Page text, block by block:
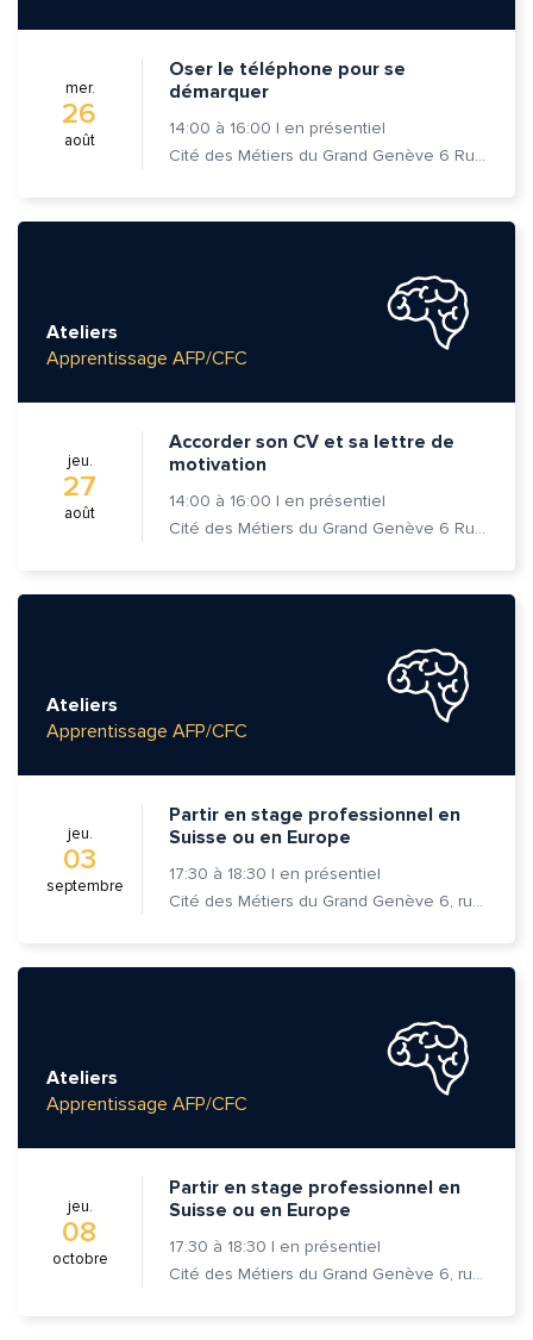
mer.
26
août
Oser le téléphone pour se
démarquer
14:00 à 16:00 | en présentiel
Cité des Métiers du Grand Genève 6 Rue Prévost-Martin 1205 Genève
Ateliers
Apprentissage AFP/CFC
jeu.
27
août
Accorder son CV et sa lettre de
motivation
14:00 à 16:00 | en présentiel
Cité des Métiers du Grand Genève 6 Rue Prévost-Martin 1205 Genève
Ateliers
Apprentissage AFP/CFC
jeu.
03
septembre
Partir en stage professionnel en
Suisse ou en Europe
17:30 à 18:30 | en présentiel
Cité des Métiers du Grand Genève 6, rue Prévost-Martin 1205 Genève
Ateliers
Apprentissage AFP/CFC
jeu.
08
octobre
Partir en stage professionnel en
Suisse ou en Europe
17:30 à 18:30 | en présentiel
Cité des Métiers du Grand Genève 6, rue Prévost-Martin 1205 Genève
Adresse e-mail*
Quelle est la pertinence de cette page?